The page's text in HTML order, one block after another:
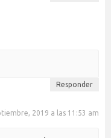
Responder
2019 a las 11:53 am